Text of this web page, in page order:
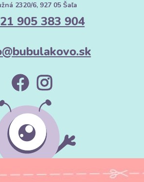
2320/6, 927 05 Šaľa
905 383 904